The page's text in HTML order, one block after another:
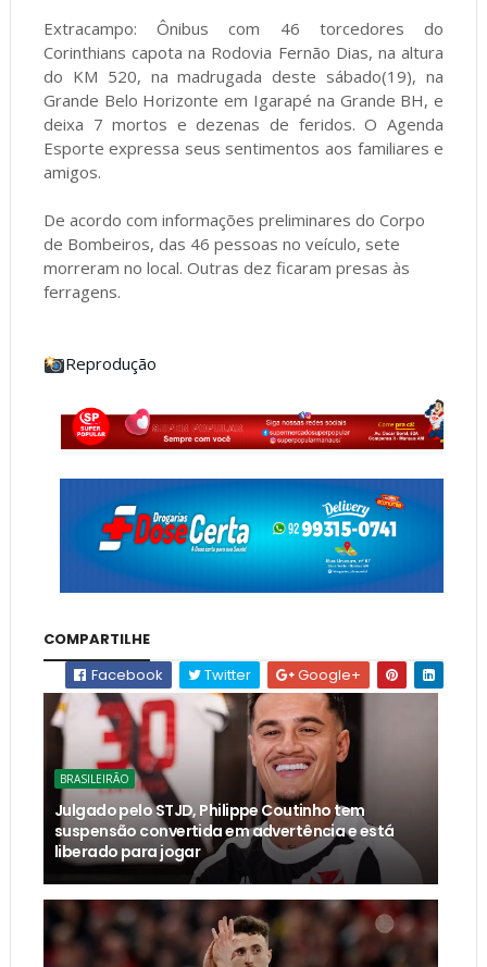
Extracampo: Ônibus com 46 torcedores do
Corinthians capota na Rodovia Fernão Dias, na altura
do KM 520, na madrugada deste sábado(19), na
Grande Belo Horizonte em Igarapé na Grande BH, e
deixa 7 mortos e dezenas de feridos. O Agenda
Esporte expressa seus sentimentos aos familiares e
amigos.
De acordo com informações preliminares do Corpo
de Bombeiros, das 46 pessoas no veículo, sete
morreram no local. Outras dez ficaram presas às
ferragens.
Reprodução
COMPARTILHE
Facebook
Twitter Google+
BRASILEIRÃO
Julgado pelo STJD, Philippe Coutinho tem
suspensão convertida em advertência e está
liberado para jogar